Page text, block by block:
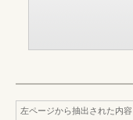
左ページから抽出された内容